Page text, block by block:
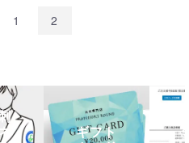
1 2
ギフト